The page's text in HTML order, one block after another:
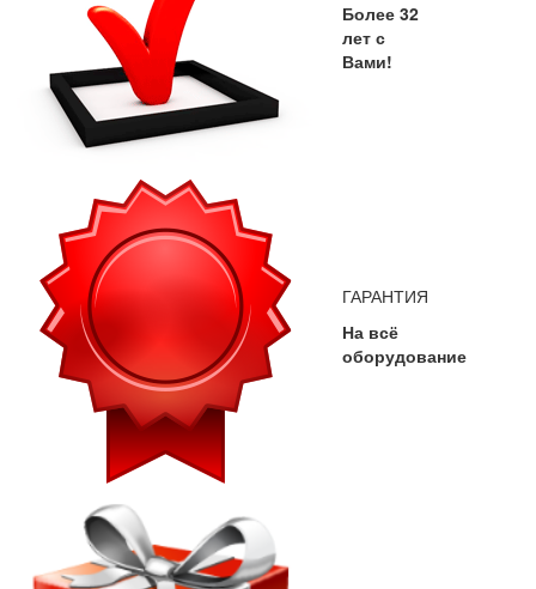
Более 32
лет с
Вами!
ГАРАНТИЯ
На всё
оборудование